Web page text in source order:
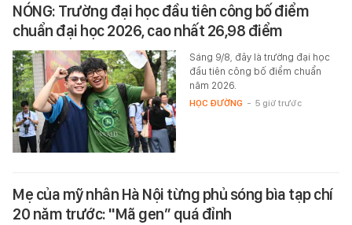
NÓNG: Trường đại học đầu tiên công bố điểm
chuẩn đại học 2026, cao nhất 26,98 điểm
Sáng 9/8, đây là trường đại học
đầu tiên công bố điểm chuẩn
năm 2026.
HỌC ĐƯỜNG - 5 giờ trước
Mẹ của mỹ nhân Hà Nội từng phủ sóng bìa tạp chí
20 năm trước: "Mã gen” quá đỉnh